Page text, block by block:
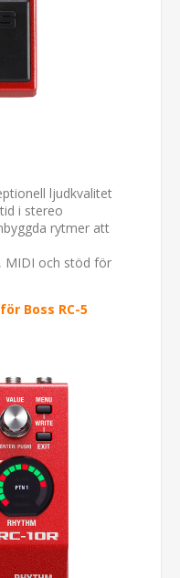
ljudkvalitet
i stereo
rytmer att
MIDI och stöd för
Boss RC-5